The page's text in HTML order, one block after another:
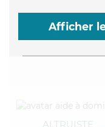
Afficher
ALTRUISTE